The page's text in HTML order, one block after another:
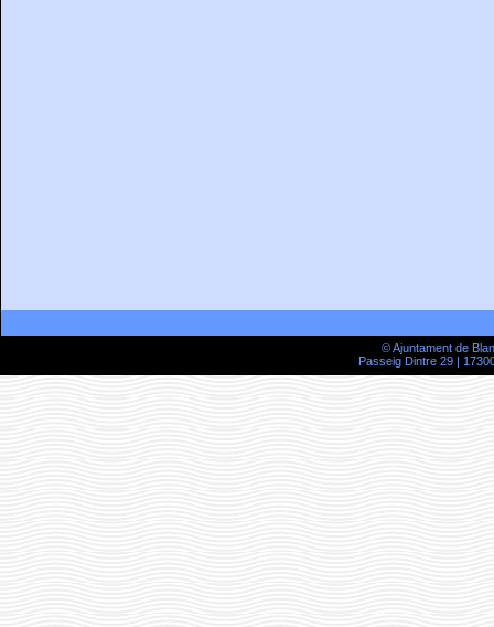
© Ajuntament de
Passeig Dintre 29 |